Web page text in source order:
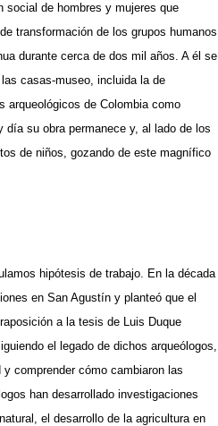
social de hombres y mujeres que
transformación de los grupos humanos
durante cerca de dos mil años. A él se
casas-museo, incluida la de
arqueológicos de Colombia como
día su obra permanece y, al lado de los
de niños, gozando de este magnífico
hipótesis de trabajo. En la década
en San Agustín y planteó que el
a la tesis de Luis Duque
el legado de dichos arqueólogos,
comprender cómo cambiaron las
han desarrollado investigaciones
el desarrollo de la agricultura en